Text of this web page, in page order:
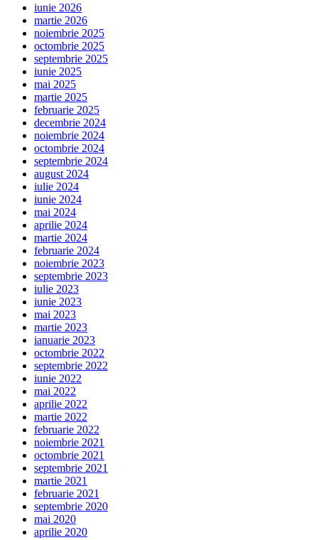
iunie 2026
martie 2026
noiembrie 2025
octombrie 2025
septembrie 2025
iunie 2025
mai 2025
martie 2025
februarie 2025
decembrie 2024
noiembrie 2024
octombrie 2024
septembrie 2024
august 2024
iulie 2024
iunie 2024
mai 2024
aprilie 2024
martie 2024
februarie 2024
noiembrie 2023
septembrie 2023
iulie 2023
iunie 2023
mai 2023
martie 2023
ianuarie 2023
octombrie 2022
septembrie 2022
iunie 2022
mai 2022
aprilie 2022
martie 2022
februarie 2022
noiembrie 2021
octombrie 2021
septembrie 2021
martie 2021
februarie 2021
septembrie 2020
mai 2020
aprilie 2020